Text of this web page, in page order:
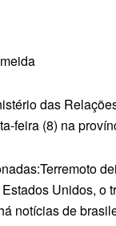
das
feira (8) na
Unidos, o
notícias de